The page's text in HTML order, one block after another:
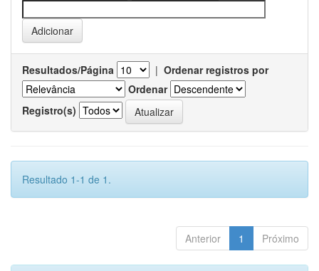
Resultados/Página | Ordenar registros por
Ordenar
Registro(s)
Resultado 1-1 de 1.
Anterior 1 Próximo